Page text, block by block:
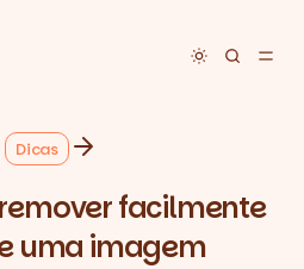
Toggle
Dicas
facilmente
uma imagem